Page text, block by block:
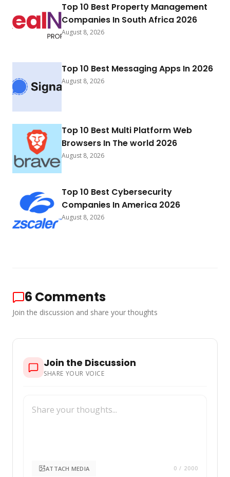
Top 10 Best Property Management
Companies In South Africa 2026
August 8, 2026
Top 10 Best Messaging Apps In 2026
August 8, 2026
Top 10 Best Multi Platform Web
Browsers In The world 2026
August 8, 2026
Top 10 Best Cybersecurity
Companies In America 2026
August 8, 2026
6 Comments
Join the discussion and share your thoughts
Join the Discussion
SHARE YOUR VOICE
ATTACH MEDIA 0 / 2000